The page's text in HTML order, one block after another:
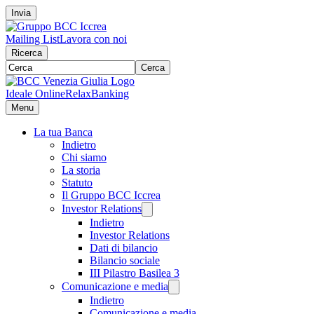
Invia
Mailing ListLavora con noi
Ricerca
Cerca
Ideale OnlineRelaxBanking
Menu
La tua Banca
Indietro
Chi siamo
La storia
Statuto
Il Gruppo BCC Iccrea
Investor Relations
Indietro
Investor Relations
Dati di bilancio
Bilancio sociale
III Pilastro Basilea 3
Comunicazione e media
Indietro